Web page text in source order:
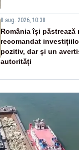
8 aug. 2026, 10:38
România își păstrează
recomandat
pozitiv, dar și un
autorități